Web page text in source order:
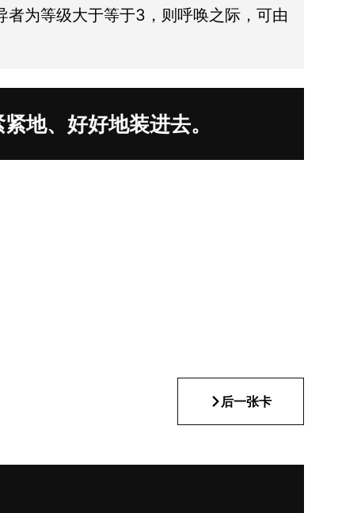
者为等级大于等于3，则呼唤之际，可由
地、好好地装进去。
后一张卡